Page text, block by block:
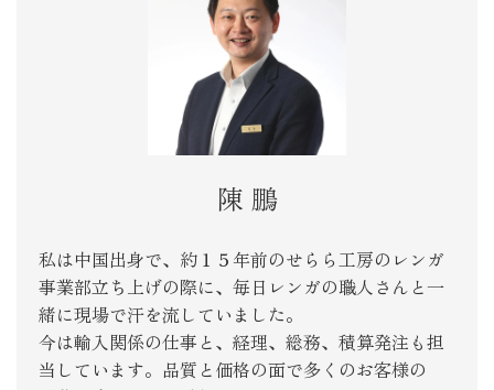
陳 鵬
私は中国出身で、約１５年前のせらら工房のレンガ
事業部立ち上げの際に、毎日レンガの職人さんと一
緒に現場で汗を流していました。
今は輸入関係の仕事と、経理、総務、積算発注も担
当しています。品質と価格の面で多くのお客様の